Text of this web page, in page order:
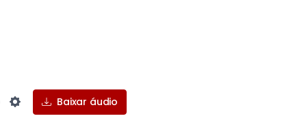
Settings
Baixar áudio